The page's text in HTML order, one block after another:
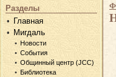
Разделы
Главная
Мигдаль
Новости
События
Общинный центр (JCC)
Библиотека